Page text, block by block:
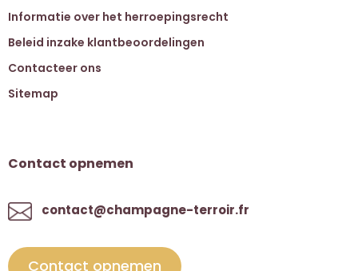
Informatie over het herroepingsrecht
Beleid inzake klantbeoordelingen
Contacteer ons
Sitemap
Contact opnemen
contact@champagne-terroir.fr
Contact opnemen